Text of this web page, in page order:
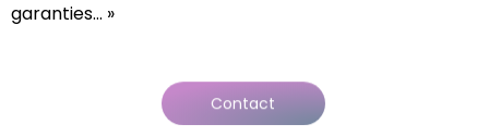
garanties… »
Contact